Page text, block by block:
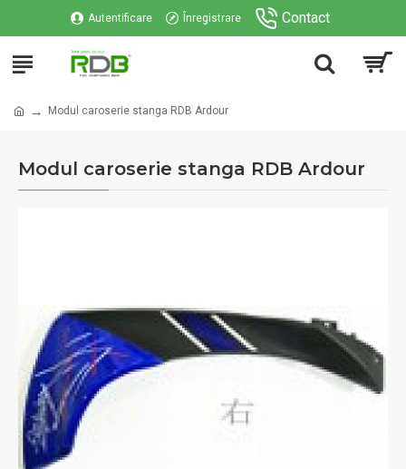
Autentificare Înregistrare Contact
Modul caroserie stanga RDB Ardour
Modul caroserie stanga RDB Ardour